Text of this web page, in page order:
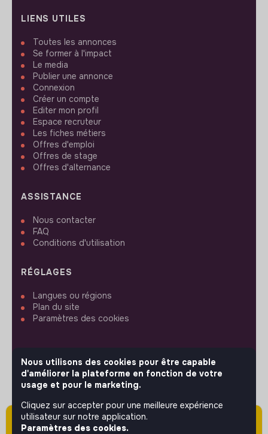
Attention cette annonce a été publiée il y a
LIENS UTILES
Toutes les annonces
Se former à l'impact
Le media
Publier une annonce
Connexion
Créer un compte
Editer mon profil
Espace recruteur
Les fiches métiers
Offres d'emploi
Offres de stage
Offres d'alternance
ASSISTANCE
Nous contacter
FAQ
Conditions d'utilisation
RÉGLAGES
Langues ou régions
Plan du site
Paramètres des cookies
SUIVEZ-NOUS
© 2026 jobs that makesense.
Nous utilisons des cookies pour être capable
d'améliorer la plateforme en fonction de votre
usage et pour le marketing.
Cliquez sur accepter pour une meilleure expérience
utilisateur sur notre application.
Paramètres des cookies.